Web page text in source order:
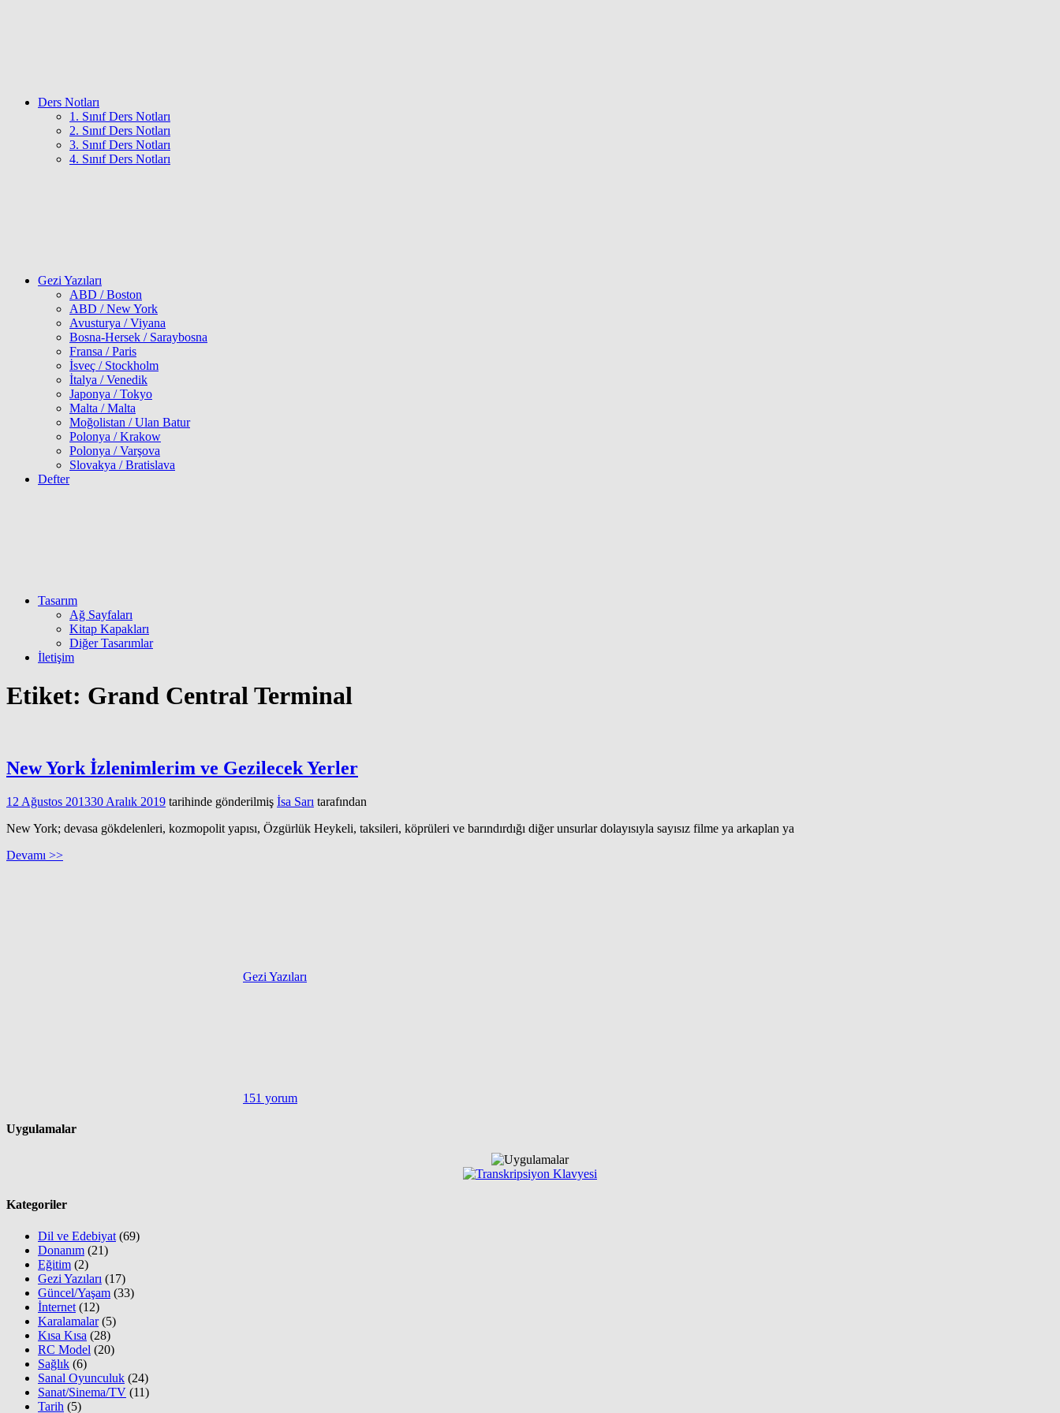
Ders Notları
1. Sınıf Ders Notları
2. Sınıf Ders Notları
3. Sınıf Ders Notları
4. Sınıf Ders Notları
Gezi Yazıları
ABD / Boston
ABD / New York
Avusturya / Viyana
Bosna-Hersek / Saraybosna
Fransa / Paris
İsveç / Stockholm
İtalya / Venedik
Japonya / Tokyo
Malta / Malta
Moğolistan / Ulan Batur
Polonya / Krakow
Polonya / Varşova
Slovakya / Bratislava
Defter
Tasarım
Ağ Sayfaları
Kitap Kapakları
Diğer Tasarımlar
İletişim
Etiket: Grand Central Terminal
New York İzlenimlerim ve Gezilecek Yerler
12 Ağustos 201330 Aralık 2019 tarihinde gönderilmiş İsa Sarı tarafından
New York; devasa gökdelenleri, kozmopolit yapısı, Özgürlük Heykeli, taksileri, köprüleri ve barındırdığı diğer unsurlar dolayısıyla sayısız filme ya arkaplan ya
Devamı >>
Gezi Yazıları
151 yorum
Uygulamalar
Kategoriler
Dil ve Edebiyat (69)
Donanım (21)
Eğitim (2)
Gezi Yazıları (17)
Güncel/Yaşam (33)
İnternet (12)
Karalamalar(5)
Kısa Kısa (28)
RC Model (20)
Sağlık (6)
Sanal Oyunculuk (24)
Sanat/Sinema/TV (11)
Tarih (5)